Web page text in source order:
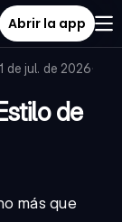
Abrir la app
de jul. de 2026·
de
más que